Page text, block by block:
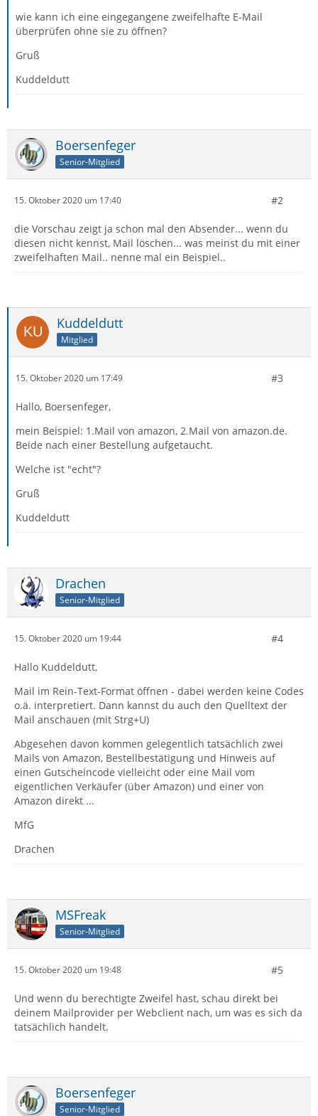
wie kann ich eine eingegangene zweifelhafte E-Mail
überprüfen ohne sie zu öffnen?
Gruß
Kuddeldutt
Boersenfeger
Senior-Mitglied
15. Oktober 2020 um 17:40 #2
die Vorschau zeigt ja schon mal den Absender... wenn du
diesen nicht kennst, Mail löschen... was meinst du mit einer
zweifelhaften Mail.. nenne mal ein Beispiel..
Kuddeldutt
Mitglied
15. Oktober 2020 um 17:49 #3
Hallo, Boersenfeger,
mein Beispiel: 1.Mail von amazon, 2.Mail von amazon.de.
Beide nach einer Bestellung aufgetaucht.
Welche ist "echt"?
Gruß
Kuddeldutt
Drachen
Senior-Mitglied
15. Oktober 2020 um 19:44 #4
Hallo Kuddeldutt,
Mail im Rein-Text-Format öffnen - dabei werden keine Codes
o.ä. interpretiert. Dann kannst du auch den Quelltext der
Mail anschauen (mit Strg+U)
Abgesehen davon kommen gelegentlich tatsächlich zwei
Mails von Amazon, Bestellbestätigung und Hinweis auf
einen Gutscheincode vielleicht oder eine Mail vom
eigentlichen Verkäufer (über Amazon) und einer von
Amazon direkt ...
MfG
Drachen
MSFreak
Senior-Mitglied
15. Oktober 2020 um 19:48 #5
Und wenn du berechtigte Zweifel hast, schau direkt bei
deinem Mailprovider per Webclient nach, um was es sich da
tatsächlich handelt.
Boersenfeger
Senior-Mitglied